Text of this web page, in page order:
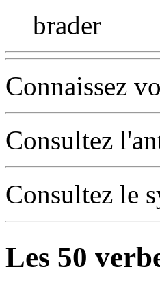
brader
Connaissez
Consultez
Consultez le
Les 50